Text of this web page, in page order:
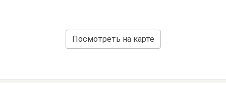
Посмотреть на карте